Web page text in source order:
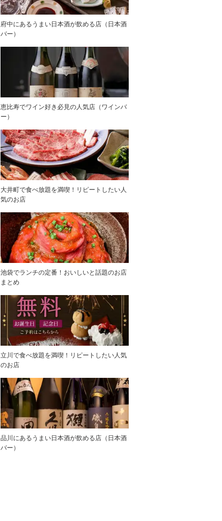
府中にあるうまい日本酒が飲める店（日本酒
バー）
恵比寿でワイン好き必見の人気店（ワインバ
ー）
大井町で食べ放題を満喫！リピートしたい人
気のお店
池袋でランチの定番！おいしいと話題のお店
まとめ
立川で食べ放題を満喫！リピートしたい人気
のお店
品川にあるうまい日本酒が飲める店（日本酒
バー）